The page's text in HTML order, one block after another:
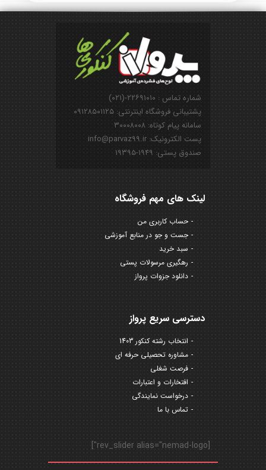
شماره تماس : ۲۲۶۹۱۰۱۰-(۰۲۱)
پشتیبانی فروشگاه اینترنتی: ۰۹۱۲۸۵۰۱۱۲۵
سامانه پیام کوتاه: ۳۰۰۰۸۰۰۸
پست الکترونیک: info@parvaz99.ir
صندوق پستی: ۱۹۴۹-۱۹۳۹۵
لینک های مهم فروشگاه
حساب کاربری من
جست و جو در منابع آموزشی
سبد خرید
رهگیری مرسولات پستی
دانلود جزوات پرواز
دسترسی سریع پرواز
انتخاب رشته کنکور 1403
مشاوره تحصیلی حرفه ای
فرصت شغلی
افتخارات و اعتبارات
درخواست نمایندگی
تماس با ما
[rev_slider alias="nemad-logo"]